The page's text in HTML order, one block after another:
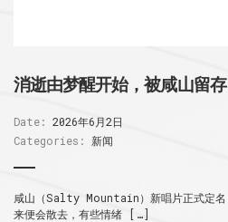
消逝由梦醒开始，被咸山留存
Date: 2026年6月2日
Categories:
新闻
咸山（Salty Mountain）新唱片正式定名
来便会散去，有些情绪 […]